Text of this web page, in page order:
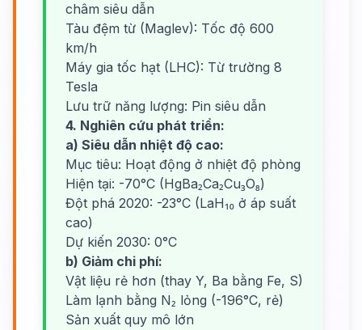
châm siêu dẫn
Tàu đệm từ (Maglev): Tốc độ 600
km/h
Máy gia tốc hạt (LHC): Từ trường 8
Tesla
Lưu trữ năng lượng: Pin siêu dẫn
4. Nghiên cứu phát triển:
a) Siêu dẫn nhiệt độ cao:
Mục tiêu: Hoạt động ở nhiệt độ phòng
Hiện tại: -70°C (HgBa₂Ca₂Cu₃O₈)
Đột phá 2020: -23°C (LaH₁₀ ở áp suất
cao)
Dự kiến 2030: 0°C
b) Giảm chi phí:
Vật liệu rẻ hơn (thay Y, Ba bằng Fe, S)
Làm lạnh bằng N₂ lỏng (-196°C, rẻ)
Sản xuất quy mô lớn